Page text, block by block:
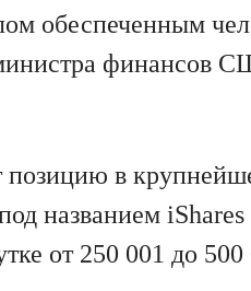
обеспеченным
финансов
позицию в
названием
от 250 001 до 500